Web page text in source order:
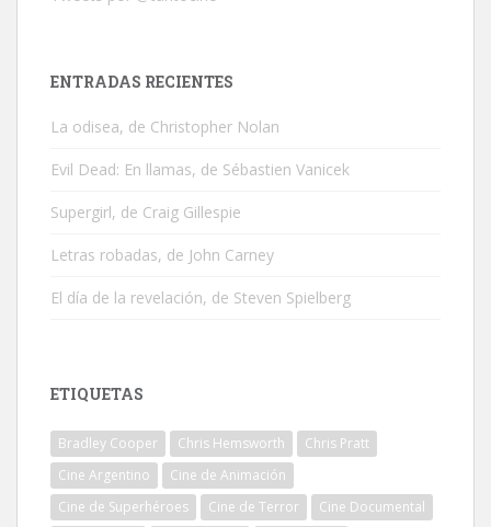
ENTRADAS RECIENTES
La odisea, de Christopher Nolan
Evil Dead: En llamas, de Sébastien Vanicek
Supergirl, de Craig Gillespie
Letras robadas, de John Carney
El día de la revelación, de Steven Spielberg
ETIQUETAS
Bradley Cooper Chris Hemsworth
Chris Pratt
Cine Argentino
Cine de Animación
Cine de Superhéroes
Cine de Terror
Cine Documental